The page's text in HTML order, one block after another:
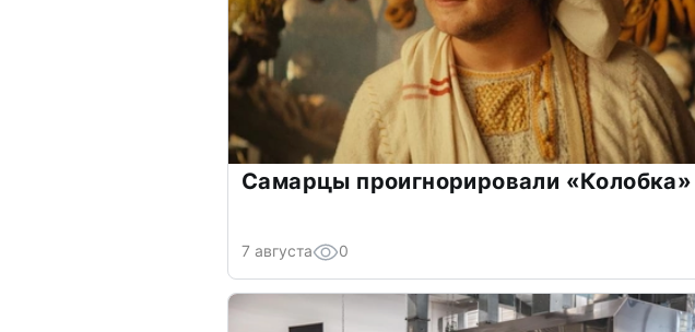
Самарцы проигнорировали «Колобка»
7 августа 0